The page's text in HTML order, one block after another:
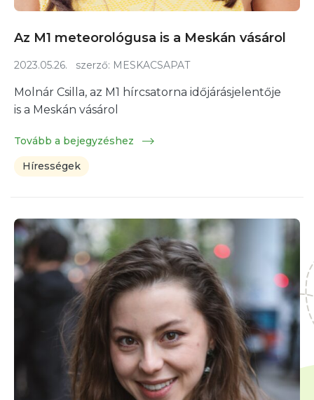
Az M1 meteorológusa is a Meskán vásárol
2023.05.26. szerző: MESKACSAPAT
Molnár Csilla, az M1 hírcsatorna időjárásjelentője
is a Meskán vásárol
Tovább a bejegyzéshez
Hírességek